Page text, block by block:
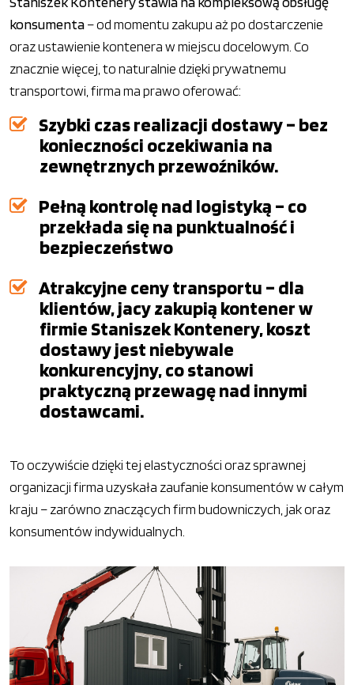
konsumenta– od momentu zakupu aż po dostarczenie
oraz ustawienie kontenera w miejscu docelowym. Co
znacznie więcej, to naturalnie dzięki prywatnemu
transportowi, firma ma prawo oferować:
Szybki czas realizacji dostawy – bez
konieczności oczekiwania na
zewnętrznych przewoźników.
Pełną kontrolę nad logistyką – co
przekłada się na punktualność i
bezpieczeństwo
Atrakcyjne ceny transportu – dla
klientów, jacy zakupią kontener w
firmie Staniszek Kontenery, koszt
dostawy jest niebywale
konkurencyjny, co stanowi
praktyczną przewagę nad innymi
dostawcami.
To oczywiście dzięki tej elastyczności oraz sprawnej
organizacji firma uzyskała zaufanie konsumentów w całym
kraju – zarówno znaczących firm budowniczych, jak oraz
konsumentów indywidualnych.